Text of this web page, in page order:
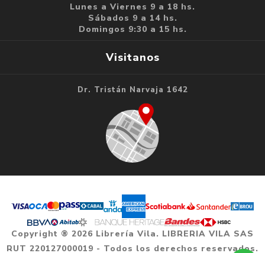
Lunes a Viernes 9 a 18 hs.
Sábados 9 a 14 hs.
Domingos 9:30 a 15 hs.
Visitanos
Dr. Tristán Narvaja 1642
Copyright ® 2026 Librería Vila. LIBRERIA VILA SAS
RUT 220127000019 - Todos los derechos reservados.